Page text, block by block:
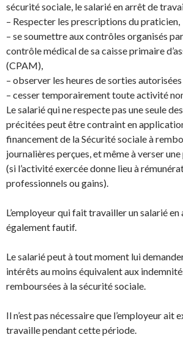
sécurité sociale, le salarié en arrêt de
– Respecter les prescriptions du praticien,
– se soumettre aux contrôles organisés
contrôle médical de sa caisse primaire
(CPAM),
– observer les heures de sorties
– cesser temporairement toute activité
Le salarié qui ne respecte pas une seule
précitées peut être contraint en
financement de la Sécurité sociale à
journalières perçues, et même à verser
(si l’activité exercée donne lieu à
professionnels ou gains).
L’employeur qui fait travailler un salarié
également fautif.
Le salarié peut à tout moment lui
intérêts au moins équivalent aux
remboursées à la sécurité sociale.
Il n’est pas nécessaire que l’employeur ait
travaille pendant cette période.